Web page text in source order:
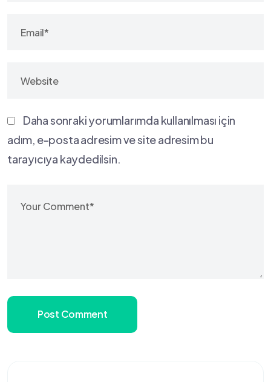
Daha sonraki yorumlarımda kullanılması için
adım, e-posta adresim ve site adresim bu
tarayıcıya kaydedilsin.
Post Comment